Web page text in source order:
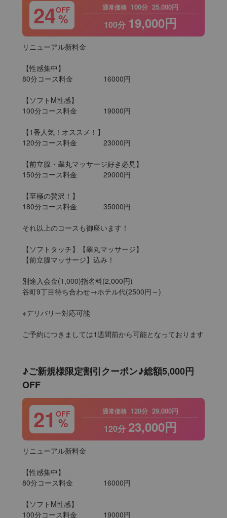
24OFF
%
通常価格 100分 25,000円
100分 19,000円
リニューアル新料金
【性感集中】
80分コース料金		16000円
【ソフトM性感】
100分コース料金		19000円
【1番人気！オススメ！】
120分コース料金		23000円
【前立腺・睾丸マッサージ好き必見】
150分コース料金		29000円
【至極の贅沢！】
180分コース料金		35000円
それ以上のコースも御座います！
【ソフトタッチ】【睾丸マッサージ】
【前立腺マッサージ】込み！
別途入会金(1,000)指名料(2,000円)
谷町9丁目待ち合わせ→ホテル代(2500円～)
※デリバリー対応可能
ご予約につきましては1週間前から可能となっております
♪ご新規様限定割引クーポン♪総額5,000円
OFF
21 OFF
%
通常価格 120分 29,000円
120分 23,000円
リニューアル新料金
【性感集中】
80分コース料金		16000円
【ソフトM性感】
100分コース料金		19000円